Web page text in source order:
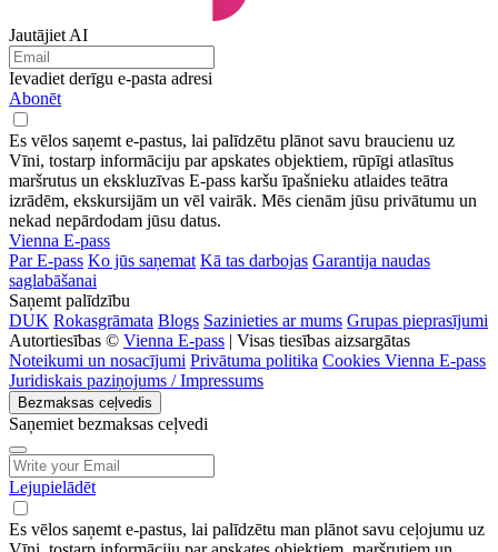
Jautājiet AI
Ievadiet derīgu e-pasta adresi
Abonēt
Es vēlos saņemt e-pastus, lai palīdzētu plānot savu braucienu uz
Vīni, tostarp informāciju par apskates objektiem, rūpīgi atlasītus
maršrutus un ekskluzīvas E-pass karšu īpašnieku atlaides teātra
izrādēm, ekskursijām un vēl vairāk. Mēs cienām jūsu privātumu un
nekad nepārdodam jūsu datus.
Vienna E-pass
Par E-pass Ko jūs saņemat Kā tas darbojas Garantija naudas
saglabāšanai
Saņemt palīdzību
DUK Rokasgrāmata Blogs Sazinieties ar mums Grupas pieprasījumi
Autortiesības © Vienna E-pass | Visas tiesības aizsargātas
Noteikumi un nosacījumi Privātuma politika Cookies Vienna E-pass
Juridiskais paziņojums / Impressums
Bezmaksas ceļvedis
Saņemiet bezmaksas ceļvedi
Lejupielādēt
Es vēlos saņemt e-pastus, lai palīdzētu man plānot savu ceļojumu uz